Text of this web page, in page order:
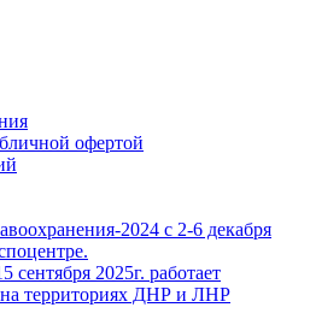
офертой
2024 с 2-6 декабря
сентября 2025г. работает
на территориях ДНР и ЛНР